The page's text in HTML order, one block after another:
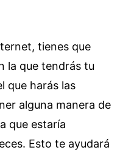
tienes que
la que tendrás tu
que harás las
alguna manera de
que estaría
Esto te ayudará